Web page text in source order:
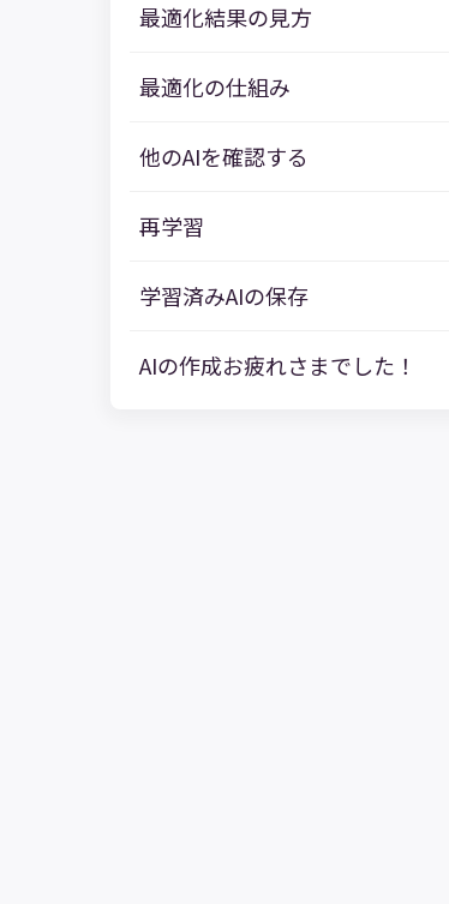
最適化結果の見方
最適化の仕組み
他のAIを確認する
再学習
学習済みAIの保存
AIの作成お疲れさまでした！